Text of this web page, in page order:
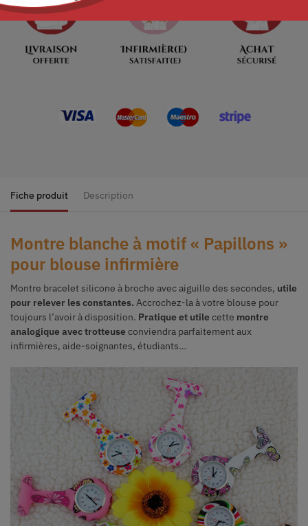
Fiche produit Description
Montre blanche à motif « Papillons »
pour blouse infirmière
Montre bracelet silicone à broche avec aiguille des secondes, utile
pour relever les constantes. Accrochez-la à votre blouse pour
toujours l’avoir à disposition. Pratique et utilecette montre
analogique avec trotteuseconviendra parfaitement aux
infirmières, aide-soignantes, étudiants…